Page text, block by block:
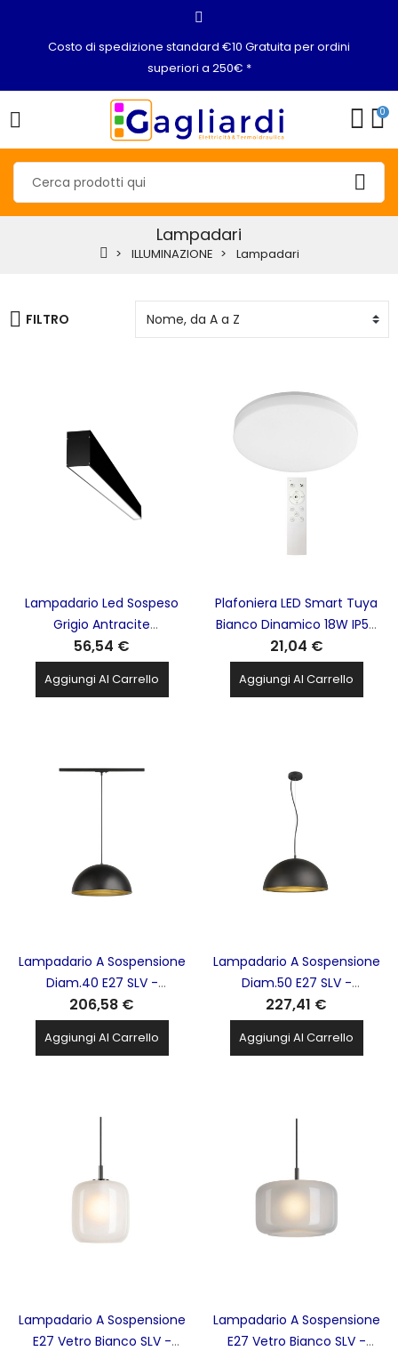
Costo di spedizione standard €10 Gratuita per ordini
superiori a 250€ *
0
Lampadari
ILLUMINAZIONE Lampadari
FILTRO
Lampadario Led Sospeso
Grigio Antracite
Rettangolare ALVERLAMP -
LLN5124040B
56,54 €
Aggiungi Al Carrello
Plafoniera LED Smart Tuya
Bianco Dinamico 18W IP54
ELCART - 18/13015-00
21,04 €
Aggiungi Al Carrello
Lampadario A Sospensione
Diam.40 E27 SLV -
FORCHINIM40
206,58 €
Aggiungi Al Carrello
Lampadario A Sospensione
Diam.50 E27 SLV -
FORCHINIM40
227,41 €
Aggiungi Al Carrello
Lampadario A Sospensione
E27 Vetro Bianco SLV -
Lampadario A Sospensione
E27 Vetro Bianco SLV -